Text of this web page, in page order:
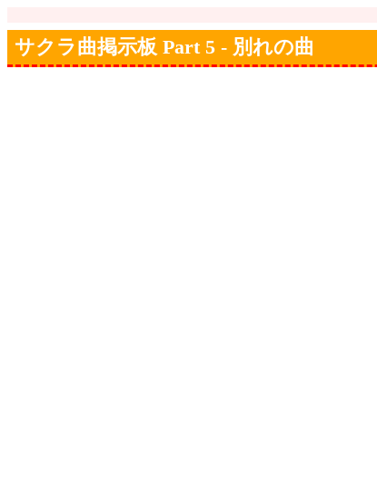
サクラ曲掲示板 Part 5 - 別れの曲